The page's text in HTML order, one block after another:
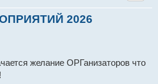
2026
желание ОРГанизаторов что